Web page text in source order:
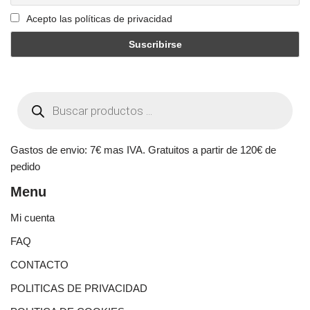
Acepto las políticas de privacidad
Gastos de envio: 7€ mas IVA. Gratuitos a partir de 120€ de
pedido
Menu
Mi cuenta
FAQ
CONTACTO
POLITICAS DE PRIVACIDAD